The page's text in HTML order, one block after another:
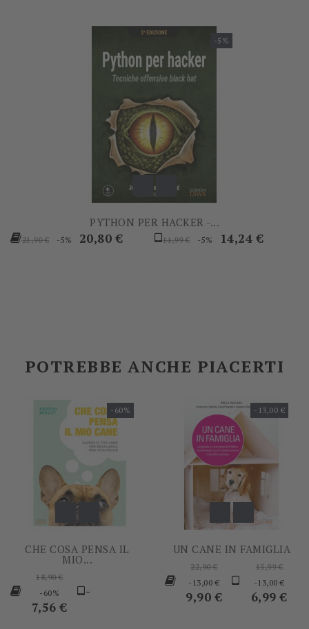
-5%
PYTHON PER HACKER -...
Prezzo
21,90 € -5% Prezzo
20,80 €
Prezzo
14,99 € -5% Prezzo
14,24 €
POTREBBE ANCHE PIACERTI
-60%
CHE COSA PENSA IL
MIO...
Prezzo
base
18,90 €
-60%
Prezzo
7,56 €
-
-13,00 €
UN CANE IN FAMIGLIA
Prezzo
base
22,90 €
-13,00 €
Prezzo
9,90 €
Prezzo
base
15,99 €
-13,00 €
6,99 €